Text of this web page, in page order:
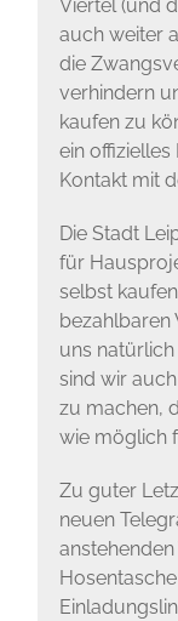
Viertel (und
auch weiter
die
verhindern
kaufen zu
ein
Kontakt mit
Die Stadt
für
selbst
bezahlbaren
uns
sind wir
zu machen,
wie möglich
Zu guter
neuen